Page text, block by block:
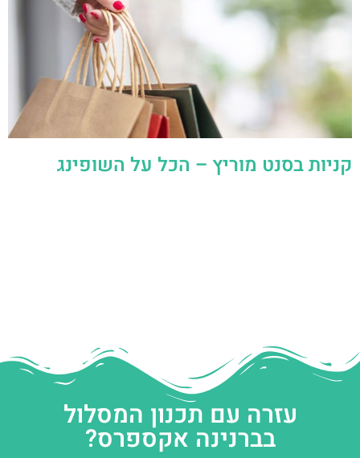
קניות בסנט מוריץ – הכל על השופינג
עזרה עם תכנון המסלול
בברנינה אקספרס?